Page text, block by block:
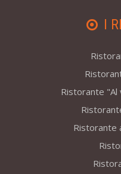
I
Ristorante "Al
Ristorante